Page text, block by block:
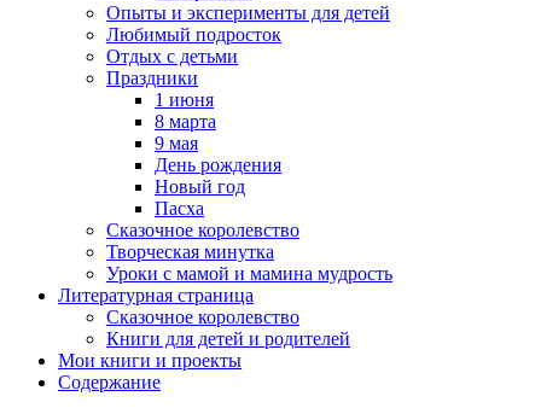
Опыты и эксперименты для детей
Любимый подросток
Отдых с детьми
Праздники
1 июня
8 марта
9 мая
День рождения
Новый год
Пасха
Сказочное королевство
Творческая минутка
Уроки с мамой и мамина мудрость
Литературная страница
Сказочное королевство
Книги для детей и родителей
Мои книги и проекты
Содержание